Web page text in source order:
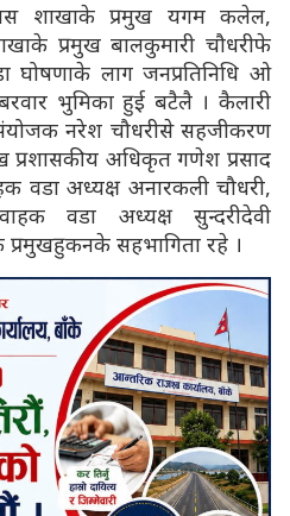
शाखाके प्रमुख यगम कलेल,
प्रमुख बालकुमारी चौधरीफे
घोषणाके लाग जनप्रतिनिधि ओ
भुमिका हुई बटैलै । कैलारी
संयोजक नरेश चौधरीसे सहजीकरण
प्रशासकीय अधिकृत गणेश प्रसाद
वडा अध्यक्ष अनारकली चौधरी,
वडा अध्यक्ष सुन्दरीदेवी
प्रमुखहुकनके सहभागिता रहे ।